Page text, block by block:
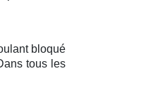
bloqué
tous les